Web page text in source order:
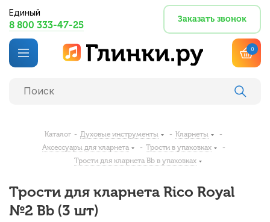
Единый
8 800 333-47-25
Заказать звонок
0
Каталог - Духовые инструменты - Кларнеты
-
Аксессуары для кларнета
- Трости в упаковках
-
Трости для кларнета Bb в упаковках
Трости для кларнета Rico Royal
№2 Bb (3 шт)